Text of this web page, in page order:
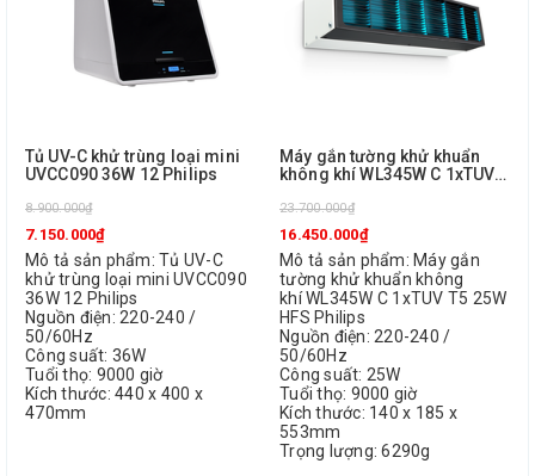
Tủ UV-C khử trùng loại mini
UVCC090 36W 12 Philips
8.900.000₫
7.150.000₫
Mô tả sản phẩm: Tủ UV-C
khử trùng loại mini UVCC090
36W 12 Philips
Nguồn điện: 220-240 /
50/60Hz
Công suất: 36W
Tuổi thọ: 9000 giờ
Kích thước: 440 x 400 x
470mm
Máy gắn tường khử khuẩn
không khí WL345W C 1xTUV
23.700.000₫
16.450.000₫
Mô tả sản phẩm: Máy gắn
tường khử khuẩn không
khí WL345W C 1xTUV T5 25W
HFS Philips
Nguồn điện: 220-240 /
50/60Hz
Công suất: 25W
Tuổi thọ: 9000 giờ
Kích thước: 140 x 185 x
553mm
Trọng lượng: 6290g